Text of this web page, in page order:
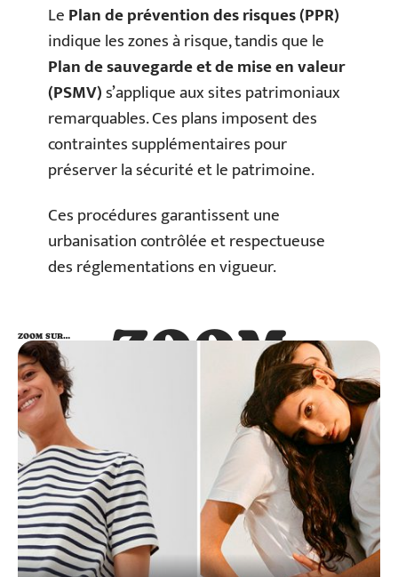
LePlan de prévention des risques (PPR)
indique les zones à risque, tandis que le
Plan de sauvegarde et de mise en valeur
(PSMV)s’applique aux sites patrimoniaux
remarquables. Ces plans imposent des
contraintes supplémentaires pour
préserver la sécurité et le patrimoine.
Ces procédures garantissent une
urbanisation contrôlée et respectueuse
des réglementations en vigueur.
ZOOM
SUR…
ZOOM SUR…